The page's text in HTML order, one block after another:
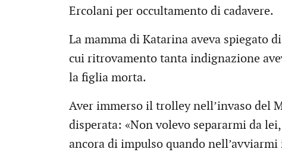
Ercolani per occultamento di cadavere.
La mamma di Katarina aveva spiegato
cui ritrovamento tanta indignazione
la figlia morta.
Aver immerso il trolley nell’invaso del
disperata: «Non volevo separarmi da
ancora di impulso quando